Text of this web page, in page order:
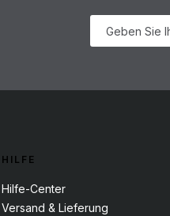
HILFE
Hilfe-Center
Versand & Lieferung